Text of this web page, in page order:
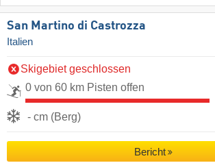
San Martino di Castrozza
Italien
Skigebiet geschlossen
0 von 60 km Pisten offen
- cm (Berg)
Bericht